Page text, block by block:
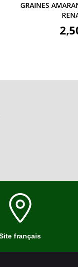
GRAINES
français